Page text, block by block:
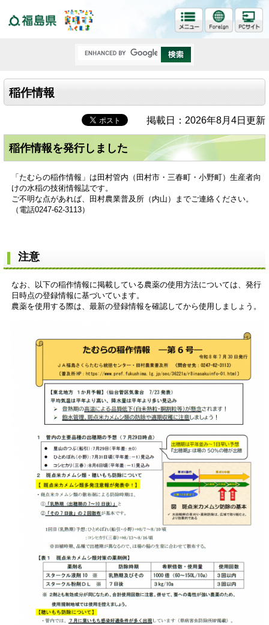
稲作情報
掲載日：2026年8月4日更新
稲作情報を発行しました
「たむらの稲作情報」は田村管内（田村市・三春町・小野町）生産者向
けの水稲の技術情報誌です。
ご不明な点があれば、田村農業普及所（内山）までご連絡ください。
（電話0247-62-3113）
注意
なお、以下の稲作情報に掲載している農薬の使用方法については、発行
日時点の登録情報に基づいています。
農薬を使用する際は、最新の登録情報を確認してから使用しましょう。